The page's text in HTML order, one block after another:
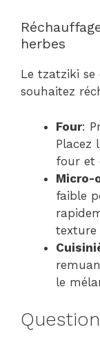
herbes
Le tzatziki se
souhaitez
Four:
Placez
four et
Micro-
faible
texture
le